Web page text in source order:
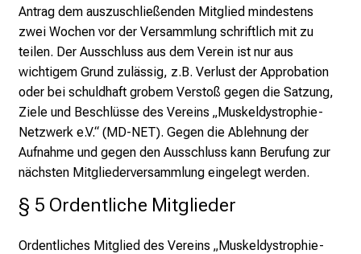
Antrag dem auszuschließenden Mitglied mindestens
zwei Wochen vor der Versammlung schriftlich mit zu
teilen. Der Ausschluss aus dem Verein ist nur aus
wichtigem Grund zulässig, z.B. Verlust der Approbation
oder bei schuldhaft grobem Verstoß gegen die Satzung,
Ziele und Beschlüsse des Vereins „Muskeldystrophie-
Netzwerk e.V.“ (MD-NET). Gegen die Ablehnung der
Aufnahme und gegen den Ausschluss kann Berufung zur
nächsten Mitgliederversammlung eingelegt werden.
§ 5 Ordentliche Mitglieder
Ordentliches Mitglied des Vereins „Muskeldystrophie-